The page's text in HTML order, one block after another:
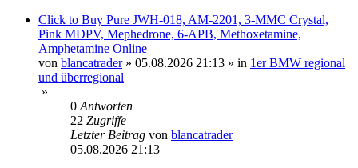
Click to Buy Pure JWH-018, AM-2201, 3-MMC Crystal,
Pink MDPV, Mephedrone, 6-APB, Methoxetamine,
Amphetamine Online
von blancatrader» 05.08.2026 21:13 » in 1er BMW regional
und überregional
»
0 Antworten
22 Zugriffe
Letzter Beitrag von blancatrader
05.08.2026 21:13